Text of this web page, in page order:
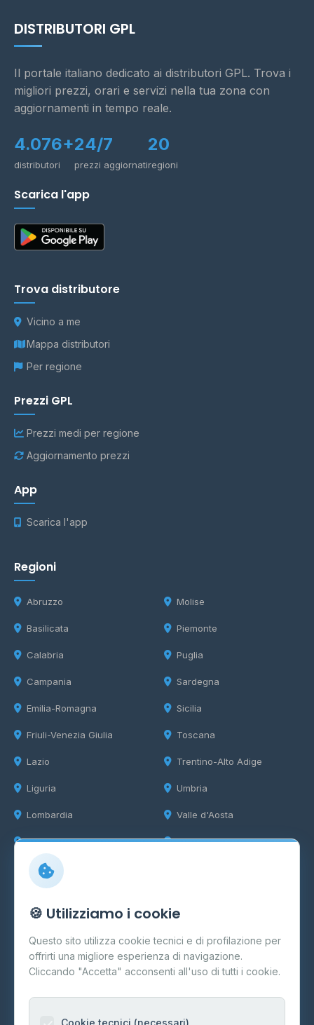
DISTRIBUTORI GPL
Il portale italiano dedicato ai distributori GPL. Trova i
migliori prezzi, orari e servizi nella tua zona con
aggiornamenti in tempo reale.
4.076+
distributori
24/7
prezzi aggiornati
20
regioni
Scarica l'app
Trova distributore
Vicino a me
Mappa distributori
Per regione
Prezzi GPL
Prezzi medi per regione
Aggiornamento prezzi
App
Scarica l'app
Regioni
Abruzzo
Basilicata
Calabria
Campania
Emilia-Romagna
Friuli-Venezia Giulia
Lazio
Liguria
Lombardia
Marche
Molise
Piemonte
Puglia
Sardegna
Sicilia
Toscana
Trentino-Alto Adige
Umbria
Valle d'Aosta
Veneto
Info
Cos'è il GPL
FAQ
Contatti
🍪 Utilizziamo i cookie
Questo sito utilizza cookie tecnici e di profilazione per
offrirti una migliore esperienza di navigazione.
Cliccando "Accetta" acconsenti all'uso di tutti i cookie.
Cookie tecnici (necessari)